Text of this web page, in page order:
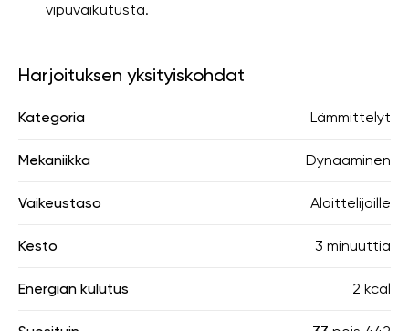
vipuvaikutusta.
Harjoituksen yksityiskohdat
Kategoria Lämmittelyt
Mekaniikka Dynaaminen
Vaikeustaso Aloittelijoille
Kesto 3 minuuttia
Energian kulutus 2 kcal